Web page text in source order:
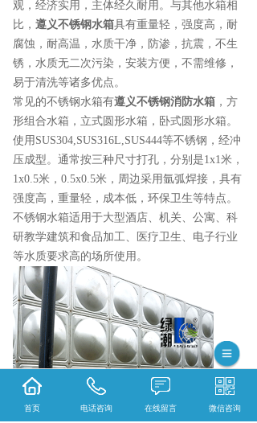
观，经济实用，主体经久耐用。与其他水箱相
比， 遵义不锈钢水箱具有重量轻，强度高，耐
腐蚀，耐高温，水质干净，防渗，抗震，不生
锈，水质无二次污染，安装方便，不需维修，
易于清洗等诸多优点。
常见的不锈钢水箱有遵义不锈钢消防水箱 ，方
形组合水箱，立式圆形水箱，卧式圆形水箱。
使用SUS304,SUS316L,SUS444等不锈钢，经冲
压成型。通常按三种尺寸打孔，分别是1x1米，
1x0.5米，0.5x0.5米，周边采用氩弧焊接，具有
强度高，重量轻，成本低，环保卫生等特点。
不锈钢水箱适用于大型酒店、机关、公寓、科
研教学建筑和食品加工、医疗卫生、电子行业
等水质要求高的场所使用。
首页 电话咨询 在线留言 微信咨询